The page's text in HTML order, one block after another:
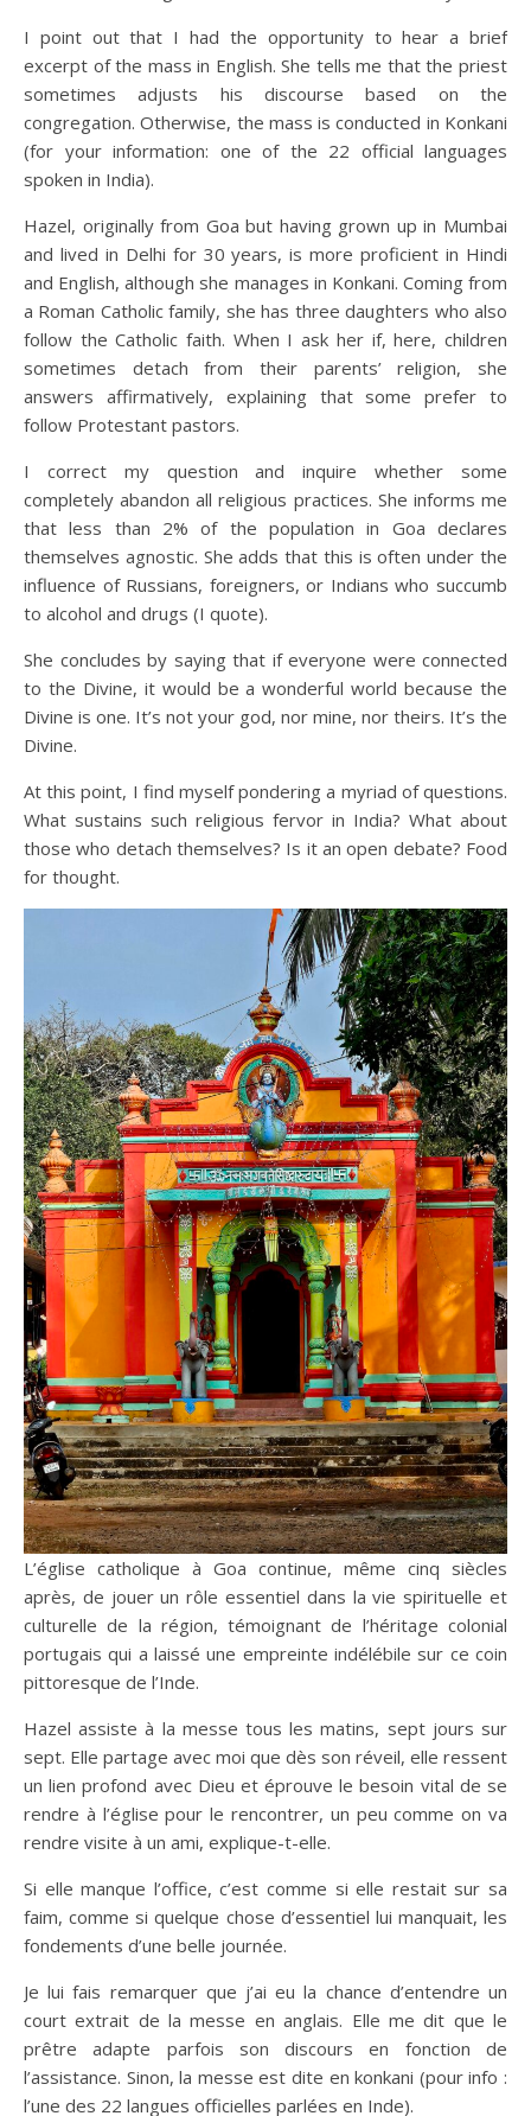
I point out that I had the opportunity to hear a brief
excerpt of the mass in English. She tells me that the priest
sometimes adjusts his discourse based on the
congregation. Otherwise, the mass is conducted in Konkani
(for your information: one of the 22 official languages
spoken in India).
Hazel, originally from Goa but having grown up in Mumbai
and lived in Delhi for 30 years, is more proficient in Hindi
and English, although she manages in Konkani. Coming from
a Roman Catholic family, she has three daughters who also
follow the Catholic faith. When I ask her if, here, children
sometimes detach from their parents’ religion, she
answers affirmatively, explaining that some prefer to
follow Protestant pastors.
I correct my question and inquire whether some
completely abandon all religious practices. She informs me
that less than 2% of the population in Goa declares
themselves agnostic. She adds that this is often under the
influence of Russians, foreigners, or Indians who succumb
to alcohol and drugs (I quote).
She concludes by saying that if everyone were connected
to the Divine, it would be a wonderful world because the
Divine is one. It’s not your god, nor mine, nor theirs. It’s the
Divine.
At this point, I find myself pondering a myriad of questions.
What sustains such religious fervor in India? What about
those who detach themselves? Is it an open debate? Food
for thought.
L’église catholique à Goa continue, même cinq siècles
après, de jouer un rôle essentiel dans la vie spirituelle et
culturelle de la région, témoignant de l’héritage colonial
portugais qui a laissé une empreinte indélébile sur ce coin
pittoresque de l’Inde.
Hazel assiste à la messe tous les matins, sept jours sur
sept. Elle partage avec moi que dès son réveil, elle ressent
un lien profond avec Dieu et éprouve le besoin vital de se
rendre à l’église pour le rencontrer, un peu comme on va
rendre visite à un ami, explique-t-elle.
Si elle manque l’office, c’est comme si elle restait sur sa
faim, comme si quelque chose d’essentiel lui manquait, les
fondements d’une belle journée.
Je lui fais remarquer que j’ai eu la chance d’entendre un
court extrait de la messe en anglais. Elle me dit que le
prêtre adapte parfois son discours en fonction de
l’assistance. Sinon, la messe est dite en konkani (pour info :
l’une des 22 langues officielles parlées en Inde).